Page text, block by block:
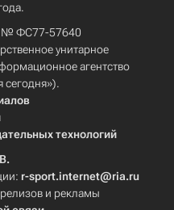
№ ФС77-57640
унитарное
агентство
технологий
r-sport.internet@ria.ru
и рекламы